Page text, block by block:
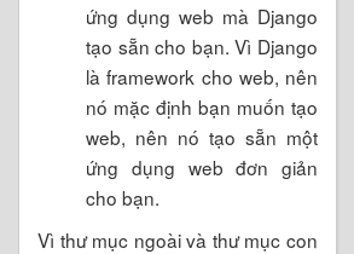
ứng dụng web mà Django
tạo sẵn cho bạn. Vì Django
là framework cho web, nên
nó mặc định bạn muốn tạo
web, nên nó tạo sẵn một
ứng dụng web đơn giản
cho bạn.
Vì thư mục ngoài và thư mục con